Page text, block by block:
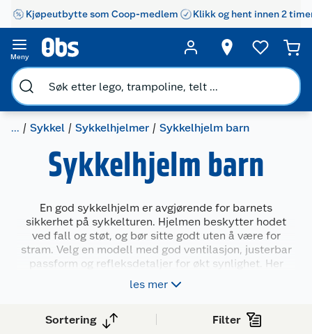
Kjøpeutbytte som Coop-medlem Klikk og hent innen 2
Meny
... Sykkel Sykkelhjelmer Sykkelhjelm barn
Sykkelhjelm barn
En god sykkelhjelm er avgjørende for barnets
sikkerhet på sykkelturen. Hjelmen beskytter hodet
ved fall og støt, og bør sitte godt uten å være for
stram. Velg en modell med god ventilasjon, justerbar
passform og refleksdetaljer for økt synlighet. Her
finner du et bredt utvalg av sykkelhjelmer til barn i
ulike størrelser, farger og design. Finn en hjelm som
les mer
Sortering Filter